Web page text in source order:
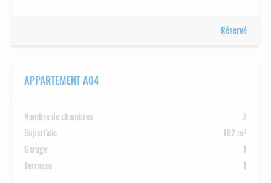
Réservé
APPARTEMENT A04
Nombre de chambres
2
Superficie
102 m²
Garage
1
Terrasse
1